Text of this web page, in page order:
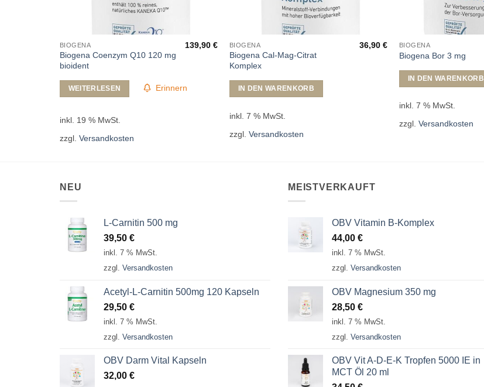
BIOGENA
Biogena Coenzym Q10 120 mg
bioident
139,90€
WEITERLESEN Erinnern
inkl. 19 % MwSt.
zzgl. Versandkosten
BIOGENA
Biogena Cal-Mag-Citrat
Komplex
36,90€
IN DEN WARENKORB
inkl. 7 % MwSt.
zzgl. Versandkosten
BIOGENA
Biogena Bor 3 mg
IN DEN WARENKORB
inkl. 7 % MwSt.
zzgl. Versandkosten
NEU
L-Carnitin 500 mg
39,50 €
inkl. 7 % MwSt.
zzgl. Versandkosten
Acetyl-L-Carnitin 500mg 120 Kapseln
29,50 €
inkl. 7 % MwSt.
zzgl. Versandkosten
OBV Darm Vital Kapseln
32,00 €
MEISTVERKAUFT
OBV Vitamin B-Komplex
44,00 €
inkl. 7 % MwSt.
zzgl. Versandkosten
OBV Magnesium 350 mg
28,50 €
inkl. 7 % MwSt.
zzgl. Versandkosten
OBV Vit A-D-E-K Tropfen 5000 IE in
MCT Öl 20 ml